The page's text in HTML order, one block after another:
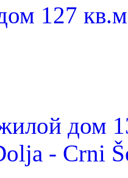
127
дом
- Crni